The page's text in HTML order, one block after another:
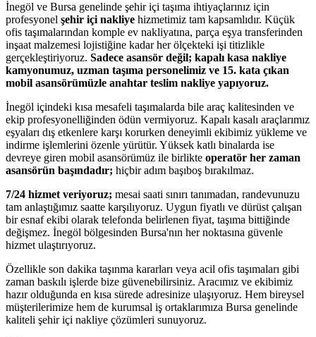
İnegöl ve Bursa genelinde şehir içi taşıma ihtiyaçlarınız için
profesyonel şehir içi nakliye hizmetimiz tam kapsamlıdır. Küçük
ofis taşımalarından komple ev nakliyatına, parça eşya transferinden
inşaat malzemesi lojistiğine kadar her ölçekteki işi titizlikle
gerçekleştiriyoruz. Sadece asansör değil; kapalı kasa nakliye
kamyonumuz, uzman taşıma personelimiz ve 15. kata çıkan
mobil asansörümüzle anahtar teslim nakliye yapıyoruz.
İnegöl içindeki kısa mesafeli taşımalarda bile araç kalitesinden ve
ekip profesyonelliğinden ödün vermiyoruz. Kapalı kasalı araçlarımız
eşyaları dış etkenlere karşı korurken deneyimli ekibimiz yükleme ve
indirme işlemlerini özenle yürütür. Yüksek katlı binalarda ise
devreye giren mobil asansörümüz ile birlikte operatör her zaman
asansörün başındadır; hiçbir adım başıboş bırakılmaz.
7/24 hizmet veriyoruz; mesai saati sınırı tanımadan, randevunuzu
tam anlaştığımız saatte karşılıyoruz. Uygun fiyatlı ve dürüst çalışan
bir esnaf ekibi olarak telefonda belirlenen fiyat, taşıma bittiğinde
değişmez. İnegöl bölgesinden Bursa'nın her noktasına güvenle
hizmet ulaştırıyoruz.
Özellikle son dakika taşınma kararları veya acil ofis taşımaları gibi
zaman baskılı işlerde bize güvenebilirsiniz. Aracımız ve ekibimiz
hazır olduğunda en kısa sürede adresinize ulaşıyoruz. Hem bireysel
müşterilerimize hem de kurumsal iş ortaklarımıza Bursa genelinde
kaliteli şehir içi nakliye çözümleri sunuyoruz.